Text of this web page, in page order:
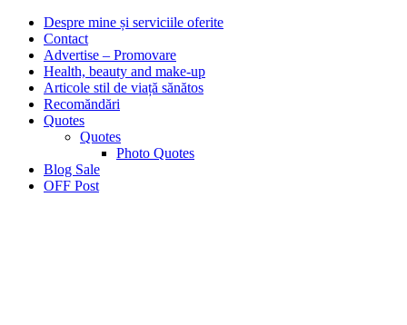
Despre mine și serviciile oferite
Contact
Advertise – Promovare
Health, beauty and make-up
Articole stil de viață sănătos
Recomăndări
Quotes
Quotes
Photo Quotes
Blog Sale
OFF Post